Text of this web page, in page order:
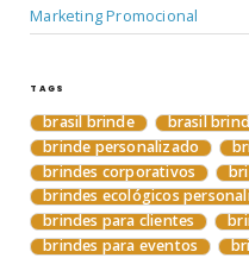
Marketing Promocional
TAGS
brasil brinde brasil
brinde personalizado
brindes corporativos
brindes ecológicos
brindes para clientes
brindes para eventos